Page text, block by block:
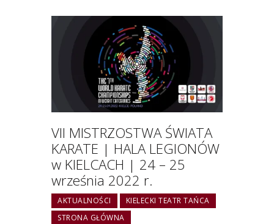
VII MISTRZOSTWA ŚWIATA
KARATE | HALA LEGIONÓW
w KIELCACH | 24 – 25
września 2022 r.
AKTUALNOŚCI
KIELECKI TEATR TAŃCA
STRONA GŁÓWNA